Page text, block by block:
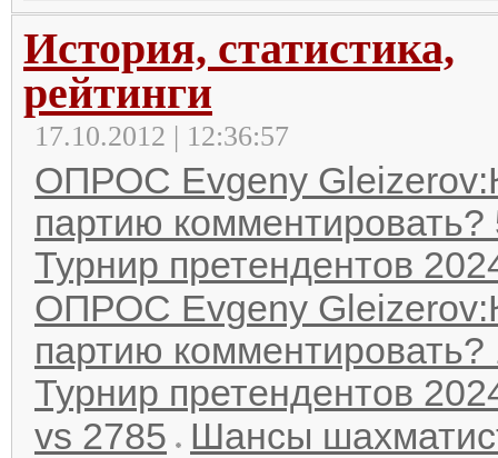
История, статистика,
рейтинги
17.10.2012 | 12:36:57
ОПРОС Evgeny
партию комментировать?
Турнир претендентов
ОПРОС Evgeny
партию комментировать?
Турнир претендентов
vs 2785
Шансы